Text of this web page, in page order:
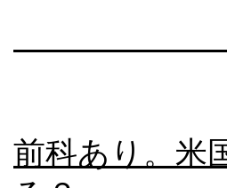
プ
手
の
日
前科あり。米